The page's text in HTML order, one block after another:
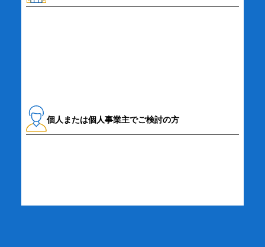
個人または個人事業主でご検討の方